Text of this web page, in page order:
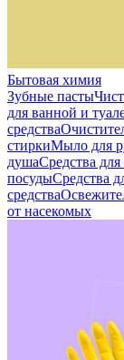
Бытовая химия
Зубные пасты
для ванной и
средства
стиркиМыло для
душаСредства
посудыСредства
средства
от насекомых